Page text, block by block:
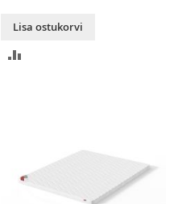
Lisa ostukorvi